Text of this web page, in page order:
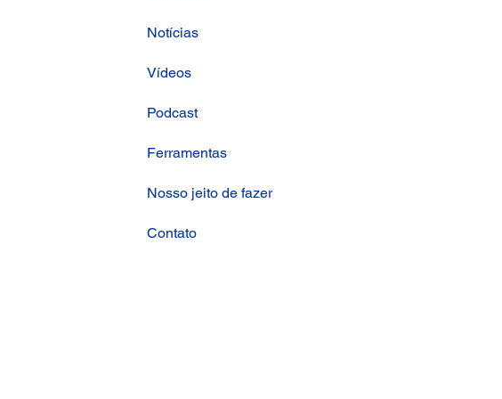
Notícias
Vídeos
Podcast
Ferramentas
Nosso jeito de fazer
Contato